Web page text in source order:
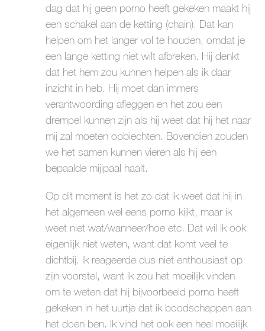
dag dat hij geen porno heeft gekeken maakt hij
een schakel aan de ketting (chain). Dat kan
helpen om het langer vol te houden, omdat je
een lange ketting niet wilt afbreken. Hij denkt
dat het hem zou kunnen helpen als ik daar
inzicht in heb. Hij moet dan immers
verantwoording afleggen en het zou een
drempel kunnen zijn als hij weet dat hij het naar
mij zal moeten opbiechten. Bovendien zouden
we het samen kunnen vieren als hij een
bepaalde mijlpaal haalt.
Op dit moment is het zo dat ik weet dat hij in
het algemeen wel eens porno kijkt, maar ik
weet niet wat/wanneer/hoe etc. Dat wil ik ook
eigenlijk niet weten, want dat komt veel te
dichtbij. Ik reageerde dus niet enthousiast op
zijn voorstel, want ik zou het moeilijk vinden
om te weten dat hij bijvoorbeeld porno heeft
gekeken in het uurtje dat ik boodschappen aan
het doen ben. Ik vind het ook een heel moeilijk